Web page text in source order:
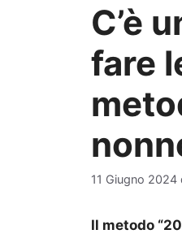
C’è
fare
11 Giugno 2024
Il metodo